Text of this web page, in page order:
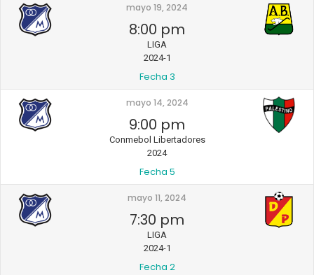
mayo 19, 2024
8:00 pm
LIGA
2024-1
Fecha 3
mayo 14, 2024
9:00 pm
Conmebol Libertadores
2024
Fecha 5
mayo 11, 2024
7:30 pm
LIGA
2024-1
Fecha 2